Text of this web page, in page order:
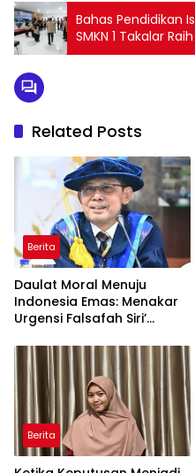
Bahas Pendidikan
SMKN 1 Takalar
Related Posts
Berita
Daulat Moral Menuju
Indonesia Emas: Menakar
Urgensi Falsafah Siri’
Ancaman Kleptokrasi
Berita